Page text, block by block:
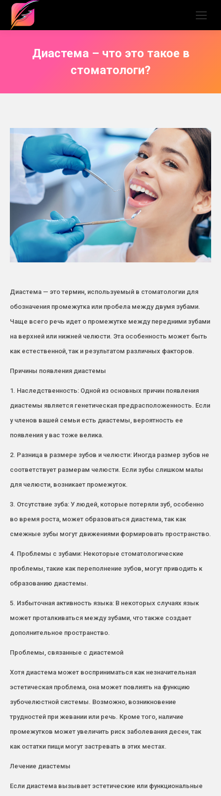
Диастема – что это такое в
стоматологи?
Диастема — это термин, используемый в стоматологии для
обозначения промежутка или пробела между двумя зубами.
Чаще всего речь идет о промежутке между передними зубами
на верхней или нижней челюсти. Эта особенность может быть
как естественной, так и результатом различных факторов.
Причины появления диастемы
1. Наследственность: Одной из основных причин появления
диастемы является генетическая предрасположенность. Если
у членов вашей семьи есть диастемы, вероятность ее
появления у вас тоже велика.
2. Разница в размере зубов и челюсти: Иногда размер зубов не
соответствует размерам челюсти. Если зубы слишком малы
для челюсти, возникает промежуток.
3. Отсутствие зуба: У людей, которые потеряли зуб, особенно
во время роста, может образоваться диастема, так как
смежные зубы могут движениями формировать пространство.
4. Проблемы с зубами: Некоторые стоматологические
проблемы, такие как переполнение зубов, могут приводить к
образованию диастемы.
5. Избыточная активность языка: В некоторых случаях язык
может проталкиваться между зубами, что также создает
дополнительное пространство.
Проблемы, связанные с диастемой
Хотя диастема может восприниматься как незначительная
эстетическая проблема, она может повлиять на функцию
зубочелюстной системы. Возможно, возникновение
трудностей при жевании или речь. Кроме того, наличие
промежутков может увеличить риск заболевания десен, так
как остатки пищи могут застревать в этих местах.
Лечение диастемы
Если диастема вызывает эстетические или функциональные